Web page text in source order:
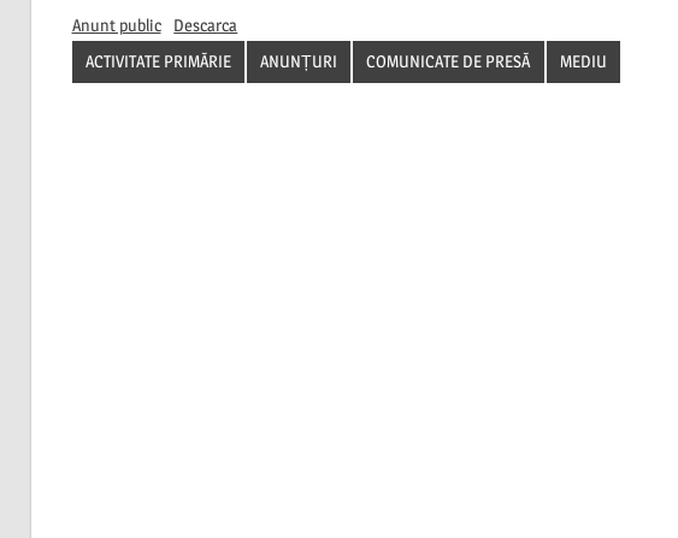
Anunt public Descarca
ACTIVITATE PRIMĂRIE ANUNȚURI COMUNICATE DE PRESĂ MEDIU